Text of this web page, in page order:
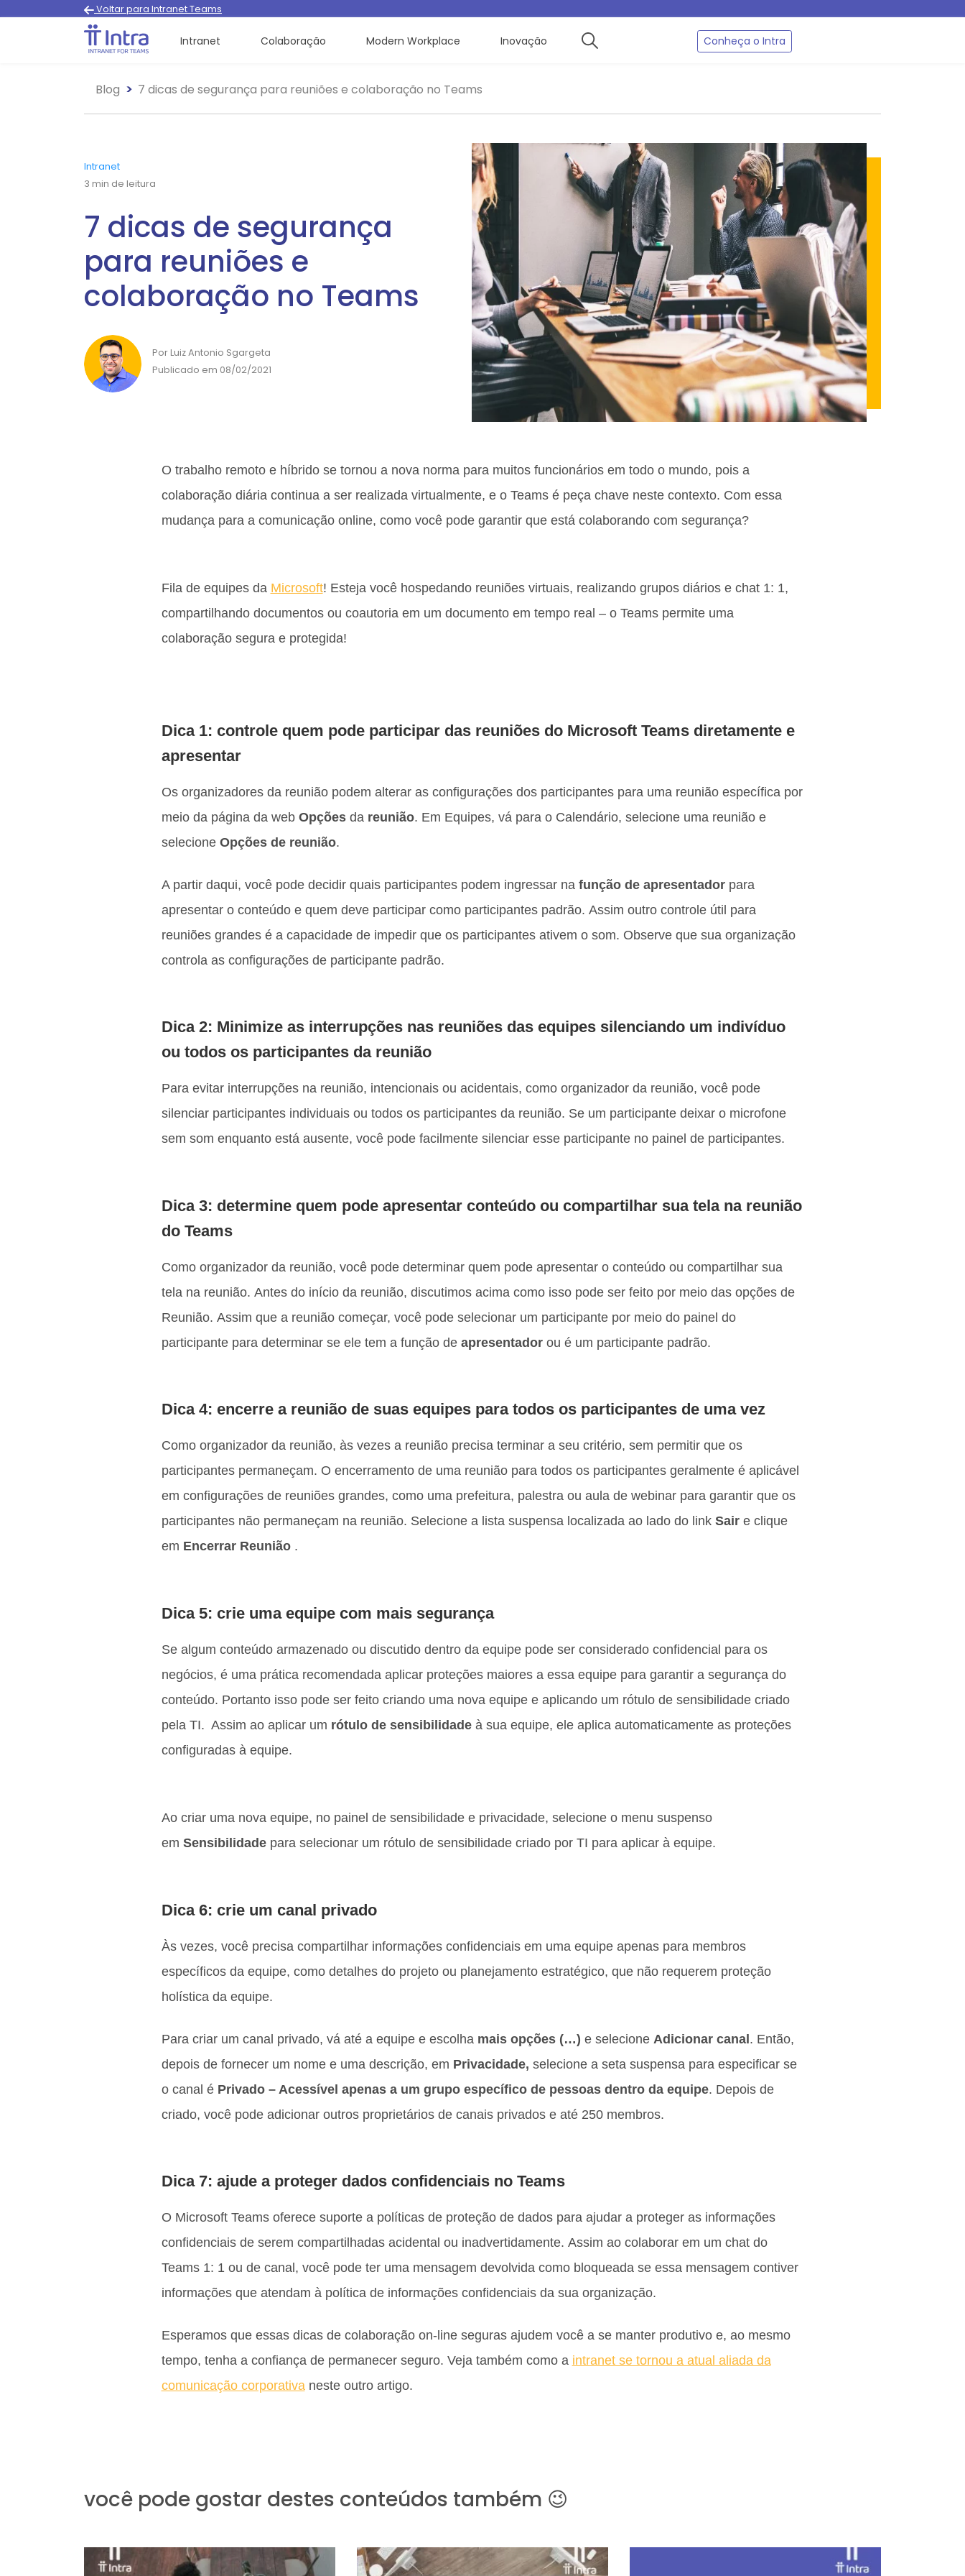
Voltar para Intranet Teams
Intranet Colaboração Modern Workplace Inovação Conheça o Intra
Blog 7 dicas de segurança para reuniões e colaboração no Teams
Intranet
3 min de leitura
7 dicas de segurança
para reuniões e
colaboração no Teams
Por Luiz Antonio Sgargeta
Publicado em 08/02/2021
O trabalho remoto e híbrido se tornou a nova norma para muitos funcionários em todo o mundo, pois a
colaboração diária continua a ser realizada virtualmente, e o Teams é peça chave neste contexto. Com essa
mudança para a comunicação online, como você pode garantir que está colaborando com segurança?
Fila de equipes da Microsoft! Esteja você hospedando reuniões virtuais, realizando grupos diários e chat 1: 1,
compartilhando documentos ou coautoria em um documento em tempo real – o Teams permite uma
colaboração segura e protegida!
Dica 1: controle quem pode participar das reuniões do Microsoft Teams diretamente e
apresentar
Os organizadores da reunião podem alterar as configurações dos participantes para uma reunião específica por
meio da página da web Opçõesda reunião. Em Equipes, vá para o Calendário, selecione uma reunião e
selecione Opções de reunião.
A partir daqui, você pode decidir quais participantes podem ingressar na função de apresentador para
apresentar o conteúdo e quem deve participar como participantes padrão. Assim outro controle útil para
reuniões grandes é a capacidade de impedir que os participantes ativem o som. Observe que sua organização
controla as configurações de participante padrão.
Dica 2: Minimize as interrupções nas reuniões das equipes silenciando um indivíduo
ou todos os participantes da reunião
Para evitar interrupções na reunião, intencionais ou acidentais, como organizador da reunião, você pode
silenciar participantes individuais ou todos os participantes da reunião. Se um participante deixar o microfone
sem som enquanto está ausente, você pode facilmente silenciar esse participante no painel de participantes.
Dica 3: determine quem pode apresentar conteúdo ou compartilhar sua tela na reunião
do Teams
Como organizador da reunião, você pode determinar quem pode apresentar o conteúdo ou compartilhar sua
tela na reunião. Antes do início da reunião, discutimos acima como isso pode ser feito por meio das opções de
Reunião. Assim que a reunião começar, você pode selecionar um participante por meio do painel do
participante para determinar se ele tem a função de apresentadorou é um participante padrão.
Dica 4: encerre a reunião de suas equipes para todos os participantes de uma vez
Como organizador da reunião, às vezes a reunião precisa terminar a seu critério, sem permitir que os
participantes permaneçam. O encerramento de uma reunião para todos os participantes geralmente é aplicável
em configurações de reuniões grandes, como uma prefeitura, palestra ou aula de webinar para garantir que os
participantes não permaneçam na reunião. Selecione a lista suspensa localizada ao lado do link Saire clique
em Encerrar Reunião.
Dica 5: crie uma equipe com mais segurança
Se algum conteúdo armazenado ou discutido dentro da equipe pode ser considerado confidencial para os
negócios, é uma prática recomendada aplicar proteções maiores a essa equipe para garantir a segurança do
conteúdo. Portanto isso pode ser feito criando uma nova equipe e aplicando um rótulo de sensibilidade criado
pela TI. Assim ao aplicar um rótulo de sensibilidadeà sua equipe, ele aplica automaticamente as proteções
configuradas à equipe.
Ao criar uma nova equipe, no painel de sensibilidade e privacidade, selecione o menu suspenso
em Sensibilidadepara selecionar um rótulo de sensibilidade criado por TI para aplicar à equipe.
Dica 6: crie um canal privado
Às vezes, você precisa compartilhar informações confidenciais em uma equipe apenas para membros
específicos da equipe, como detalhes do projeto ou planejamento estratégico, que não requerem proteção
holística da equipe.
Para criar um canal privado, vá até a equipe e escolha mais opções (…) e selecione Adicionar canal. Então,
depois de fornecer um nome e uma descrição, em Privacidade, selecione a seta suspensa para especificar se
o canal é Privado – Acessível apenas a um grupo específico de pessoas dentro da equipe. Depois de
criado, você pode adicionar outros proprietários de canais privados e até 250 membros.
Dica 7: ajude a proteger dados confidenciais no Teams
O Microsoft Teams oferece suporte a políticas de proteção de dados para ajudar a proteger as informações
confidenciais de serem compartilhadas acidental ou inadvertidamente. Assim ao colaborar em um chat do
Teams 1: 1 ou de canal, você pode ter uma mensagem devolvida como bloqueada se essa mensagem contiver
informações que atendam à política de informações confidenciais da sua organização.
Esperamos que essas dicas de colaboração on-line seguras ajudem você a se manter produtivo e, ao mesmo
tempo, tenha a confiança de permanecer seguro. Veja também como a intranet se tornou a atual aliada da
comunicação corporativaneste outro artigo.
você pode gostar destes conteúdos também 😉